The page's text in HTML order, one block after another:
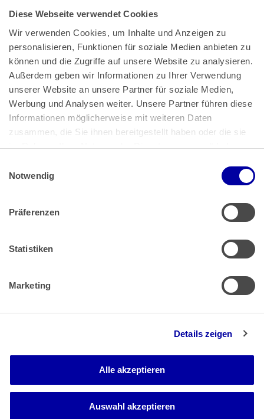
Diese Webseite verwendet Cookies
Wir verwenden Cookies, um Inhalte und Anzeigen zu
personalisieren, Funktionen für soziale Medien anbieten zu
können und die Zugriffe auf unsere Website zu analysieren.
Außerdem geben wir Informationen zu Ihrer Verwendung
unserer Website an unsere Partner für soziale Medien,
Werbung und Analysen weiter. Unsere Partner führen diese
Informationen möglicherweise mit weiteren Daten
zusammen, die Sie ihnen bereitgestellt haben oder die sie
im Rahmen Ihrer Nutzung der Dienste gesammelt haben.
Impressum
Notwendig
Präferenzen
Statistiken
Marketing
Details zeigen
Alle akzeptieren
Auswahl akzeptieren
Bundeskanzlerplatz 2
53113 Bonn
Pressemitteilungen|AGB
Impressum|Datenschutz
Muster Widerrufsformular (PDF)
Barrierefreiheit